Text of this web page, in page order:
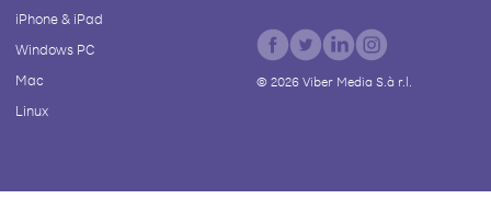
iPhone & iPad
Windows PC
Mac
Linux
© 2026Viber Media S.à r.l.